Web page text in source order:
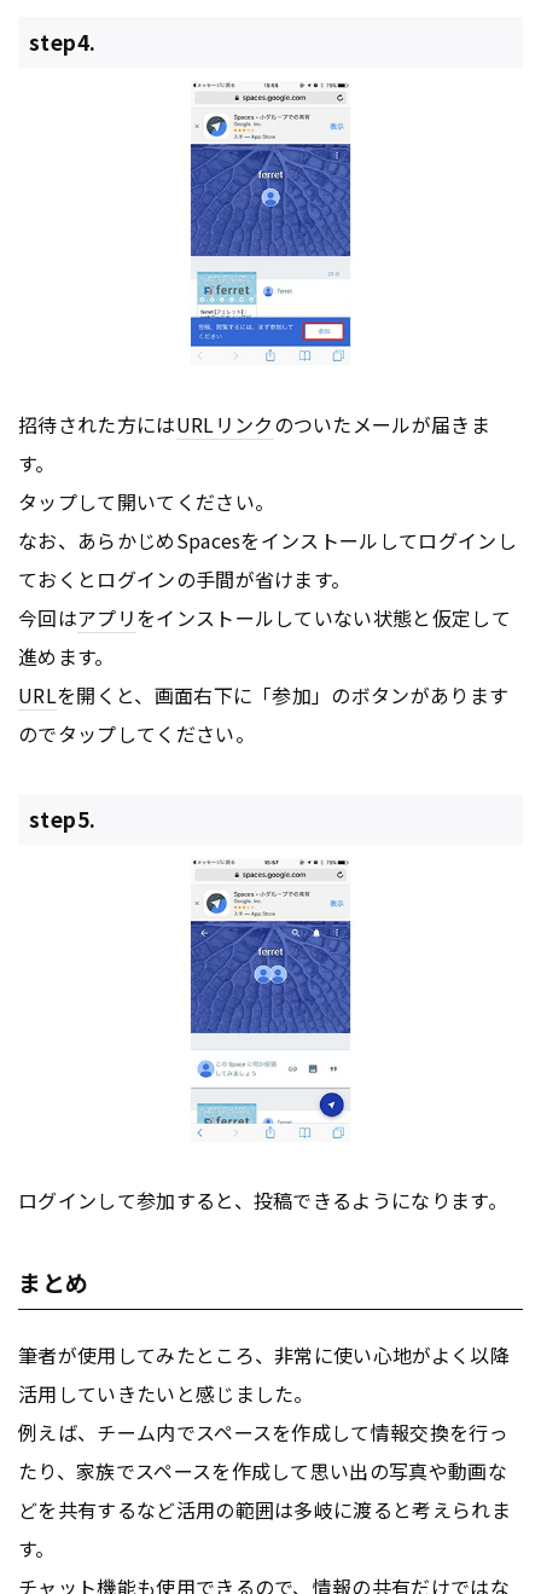
step4.
招待された方にはURL リンクのついたメールが届きま
す。
タップして開いてください。
なお、あらかじめSpacesをインストールしてログインし
ておくとログインの手間が省けます。
今回はアプリをインストールしていない状態と仮定して
進めます。
URLを開くと、画面右下に「参加」のボタンがあります
のでタップしてください。
step5.
ログインして参加すると、投稿できるようになります。
まとめ
筆者が使用してみたところ、非常に使い心地がよく以降
活用していきたいと感じました。
例えば、チーム内でスペースを作成して情報交換を行っ
たり、家族でスペースを作成して思い出の写真や動画な
どを共有するなど活用の範囲は多岐に渡ると考えられま
す。
チャット機能も使用できるので、情報の共有だけではな